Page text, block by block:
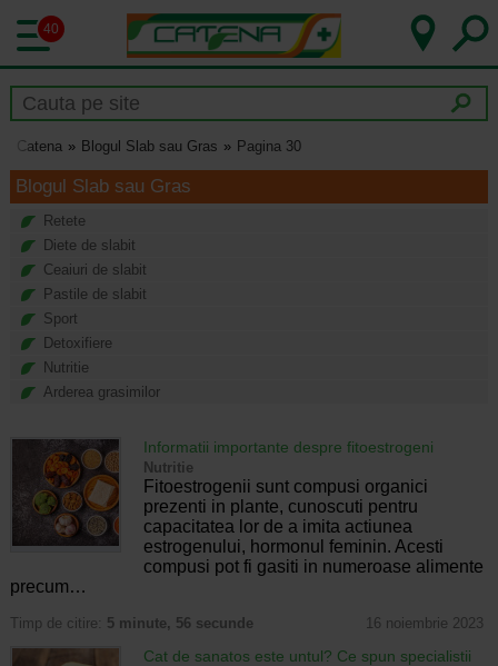
40
Catena Blogul Slab sau Gras Pagina 30
Blogul Slab sau Gras
Retete
Diete de slabit
Ceaiuri de slabit
Pastile de slabit
Sport
Detoxifiere
Nutritie
Arderea grasimilor
Informatii importante despre fitoestrogeni
Nutritie
Fitoestrogenii sunt compusi organici
prezenti in plante, cunoscuti pentru
capacitatea lor de a imita actiunea
estrogenului, hormonul feminin. Acesti
compusi pot fi gasiti in numeroase alimente
precum…
Timp de citire: 5 minute, 56 secunde 16 noiembrie 2023
Cat de sanatos este untul? Ce spun specialistii